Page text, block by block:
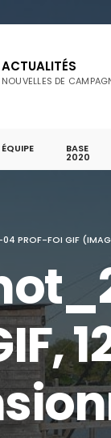
ACTUALITÉS
NOUVELLES DE
ÉQUIPE BASE
2020
PROF-FOI GIF